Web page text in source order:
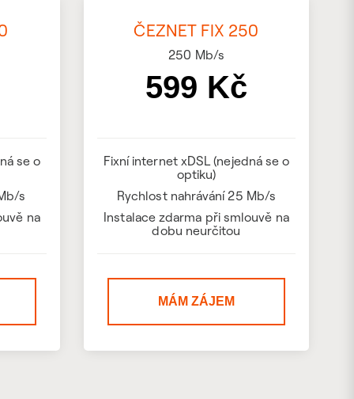
se o
s
na
ČEZNET FIX 250
250 Mb/s
599 Kč
Fixní internet xDSL (nejedná se o
optiku)
Rychlost nahrávání 25 Mb/s
Instalace zdarma při smlouvě na
dobu neurčitou
MÁM ZÁJEM